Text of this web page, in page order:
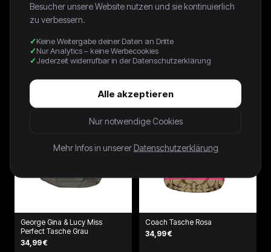
Vintage Coach Y2K
Damentasche
79,99 €
Emporio Armani Vintage
Tasche
42,00 €
George Gina & Lucy Miss
Perfect Tasche Grau
34,99 €
Coach Tasche Rosa
34,99 €
Besucher unsere Website nutzen und sie kontinuierlich
zu verbessern.
Keine Weitergabe deiner Daten an Dritte
Nur Analytics – keine Werbecookies
Jederzeit widerrufbar in der Datenschutzerklärung
Alle akzeptieren
Nur notwendige Cookies
Mehr Infos in unserer Datenschutzerklärung